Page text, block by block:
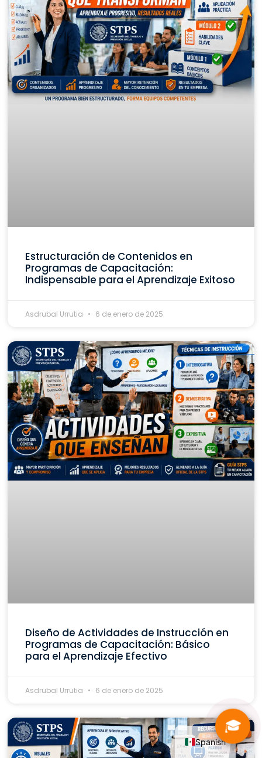
Estructuración de Contenidos en
Programas de Capacitación:
Indispensable para el Aprendizaje Exitoso
Asdrubal Urrutia 6 de enero de 2025
Diseño de Actividades de Instrucción en
Programas de Capacitación: Básico
para el Aprendizaje Efectivo
Asdrubal Urrutia 6 de enero de 2025
🎓
Spanish